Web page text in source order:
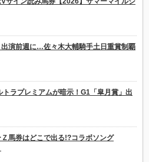
演前週に…佐々木大輔騎手土日重賞制覇
ラプレミアムが暗示！G1「皐月賞」出
馬券はどこで出る!?コラボソング